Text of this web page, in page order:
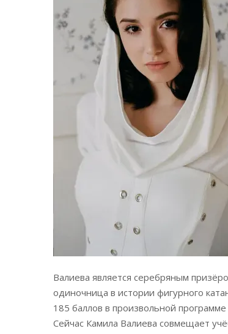
Валиева является серебряным
одиночница в истории фигурного
185 баллов в произвольной
Сейчас Камила Валиева совмещает